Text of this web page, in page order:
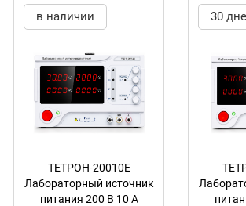
в наличии
ТЕТРОН-20010Е
Лабораторный источник
питания 200 В 10 А
30